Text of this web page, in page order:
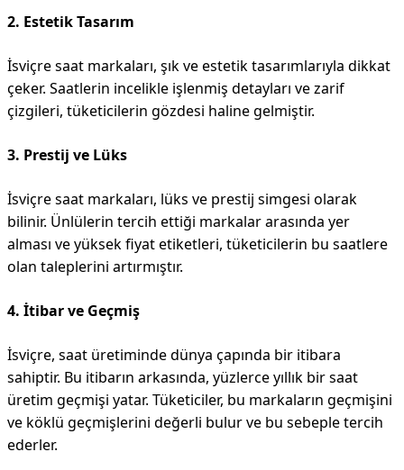
2. Estetik Tasarım
İsviçre saat markaları, şık ve estetik tasarımlarıyla dikkat
çeker. Saatlerin incelikle işlenmiş detayları ve zarif
çizgileri, tüketicilerin gözdesi haline gelmiştir.
3. Prestij ve Lüks
İsviçre saat markaları, lüks ve prestij simgesi olarak
bilinir. Ünlülerin tercih ettiği markalar arasında yer
alması ve yüksek fiyat etiketleri, tüketicilerin bu saatlere
olan taleplerini artırmıştır.
4. İtibar ve Geçmiş
İsviçre, saat üretiminde dünya çapında bir itibara
sahiptir. Bu itibarın arkasında, yüzlerce yıllık bir saat
üretim geçmişi yatar. Tüketiciler, bu markaların geçmişini
ve köklü geçmişlerini değerli bulur ve bu sebeple tercih
ederler.